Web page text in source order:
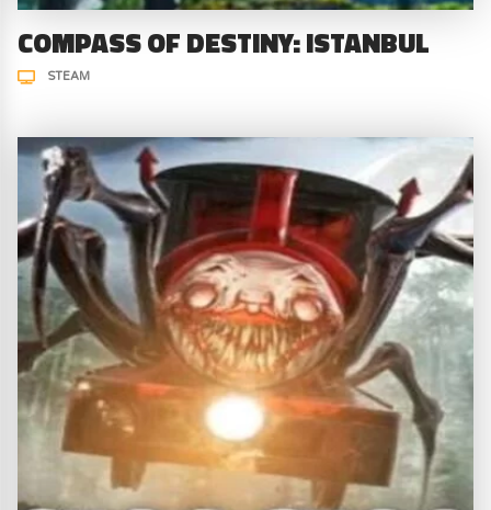
COMPASS OF DESTINY: ISTANBUL
STEAM